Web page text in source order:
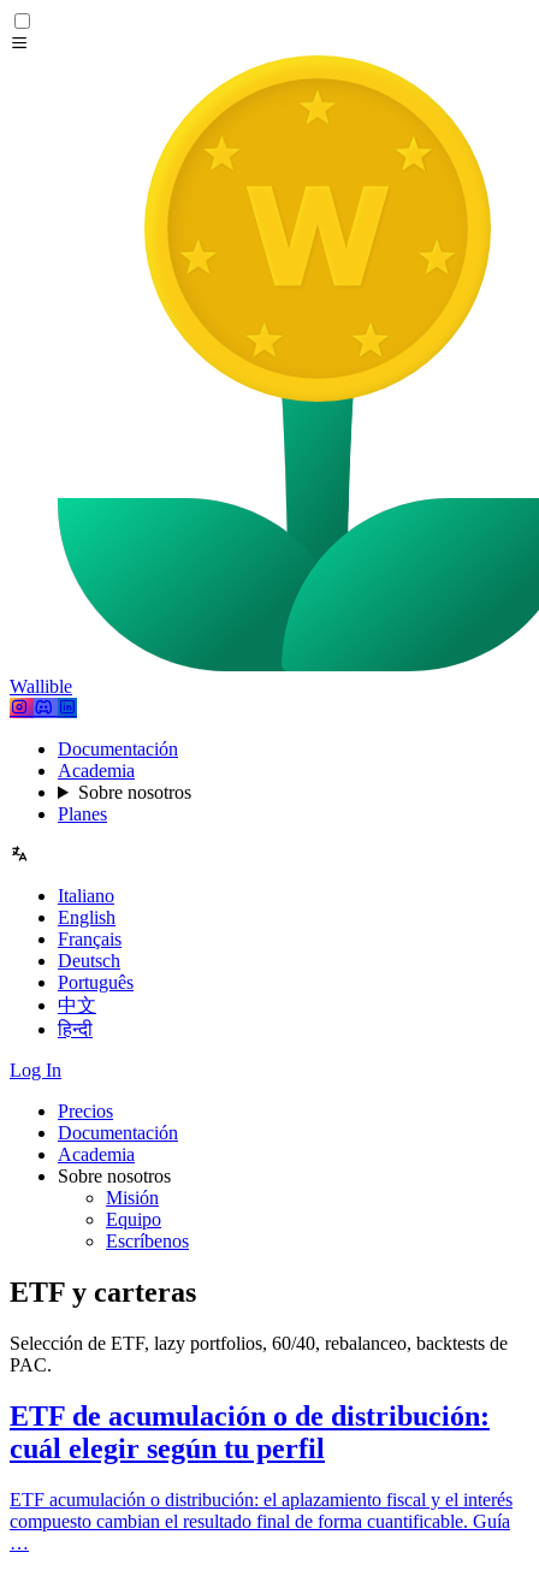
Wallible
Documentación
Academia
Sobre nosotros
Planes
Italiano
English
Français
Deutsch
Português
中文
हिन्दी
Log In
Precios
Documentación
Academia
Sobre nosotros
Misión
Equipo
Escríbenos
ETF y carteras
Selección de ETF, lazy portfolios, 60/40, rebalanceo, backtests de
PAC.
ETF de acumulación o de distribución:
cuál elegir según tu perfil
ETF acumulación o distribución: el aplazamiento fiscal y el interés
compuesto cambian el resultado final de forma cuantificable. Guía
…